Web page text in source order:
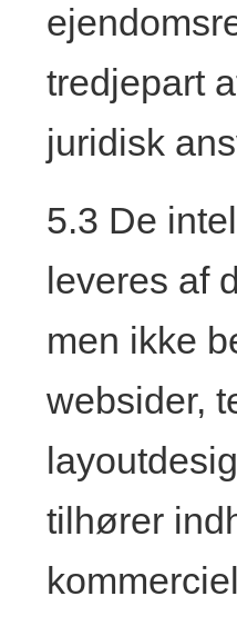
tredjepart
juridisk
5.3 De
leveres af
men ikke
websider,
tilhører